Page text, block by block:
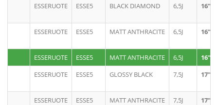
ESSERUOTE ESSE5 BLACK DIAMOND 6,5J 16"
ESSERUOTE ESSE5 MATT ANTHRACITE 6,5J 16"
ESSERUOTE ESSE5 MATT ANTHRACITE 6,5J
16"
ESSERUOTE
ESSE5 GLOSSY BLACK 7,5J 17"
ESSERUOTE ESSE5 MATT ANTHRACITE 7,5J 17"